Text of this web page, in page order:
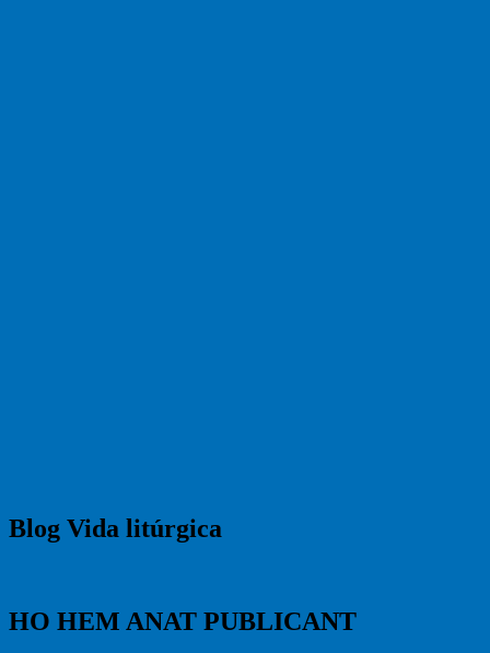
Blog Vida litúrgica
HO HEM ANAT PUBLICANT